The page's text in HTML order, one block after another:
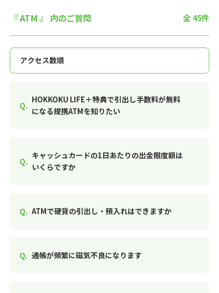
『 ATM 』 内のご質問 全 45件
HOKKOKU LIFE＋特典で引出し手数料が無料
になる提携ATMを知りたい
キャッシュカードの1日あたりの出金限度額は
いくらですか
ATMで硬貨の引出し・預入れはできますか
通帳が頻繁に磁気不良になります